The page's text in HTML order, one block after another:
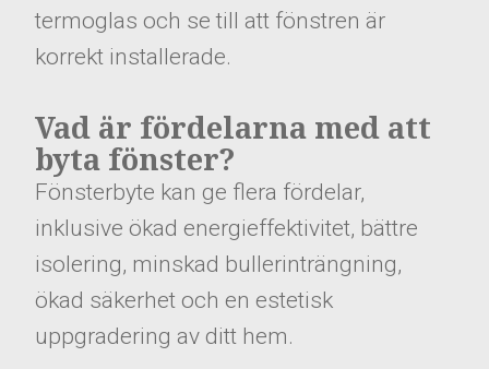
termoglas och se till att fönstren är
korrekt installerade.
Vad är fördelarna med att
byta fönster?
Fönsterbyte kan ge flera fördelar,
inklusive ökad energieffektivitet, bättre
isolering, minskad bullerinträngning,
ökad säkerhet och en estetisk
uppgradering av ditt hem.